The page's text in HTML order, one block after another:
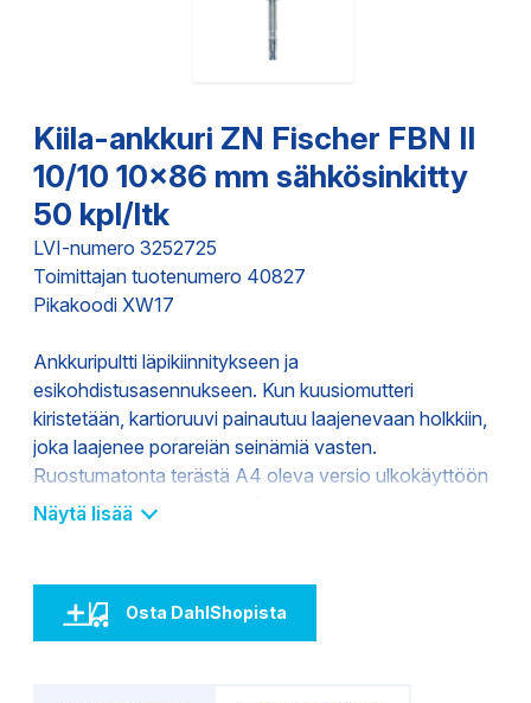
Kiila-ankkuri ZN Fischer FBN II
10/10 10x86 mm sähkösinkitty
50 kpl/ltk
LVI-numero 3252725
Toimittajan tuotenumero 40827
Pikakoodi XW17
Ankkuripultti läpikiinnitykseen ja
esikohdistusasennukseen. Kun kuusiomutteri
kiristetään, kartioruuvi painautuu laajenevaan holkkiin,
joka laajenee porareiän seinämiä vasten.
Ruostumatonta terästä A4 oleva versio ulkokäyttöön
ja kosteisiin olosuhteisiin. Suurella aluslaatalla
halkeilemattomassa betonissa – ankkurointialusta ei
kestä suurempia kuormia – sitä käytetään hyväksi
maksimaalisesti. Pienentynyt ankkurointisyvyys
Näytä lisää
Osta DahlShopista